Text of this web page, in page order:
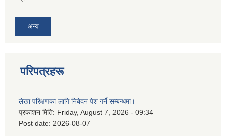
अन्य
परिपत्रहरू
लेखा परिक्षणका लागि निबेदन पेश गर्ने सम्बन्धमा।
प्रकाशन मिति: Friday, August 7, 2026 - 09:34
Post date: 2026-08-07